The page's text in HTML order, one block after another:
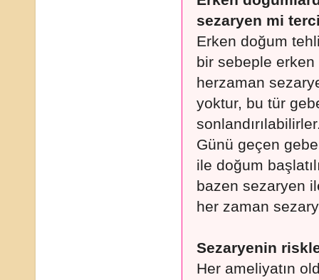
sezaryen mi
Erken doğum
bir sebeple
herzaman
yoktur, bu tür
Günü geçen
ile doğum
bazen sezaryen
her zaman
Sezaryenin
Her ameliyatın